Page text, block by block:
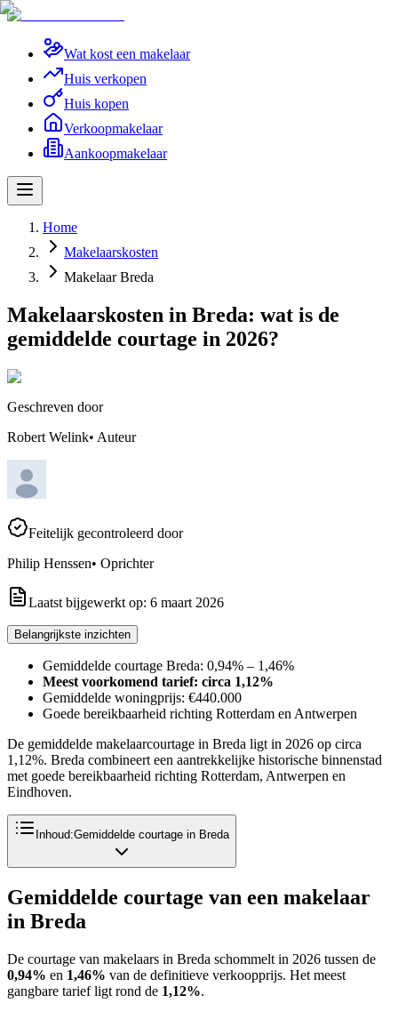
Wat kost een makelaar
Huis verkopen
Huis kopen
Verkoopmakelaar
Aankoopmakelaar
Home
Makelaarskosten
Makelaar Breda
Makelaarskosten in Breda: wat is de
gemiddelde courtage in 2026?
Geschreven door
Robert Welink• Auteur
Feitelijk gecontroleerd door
Philip Henssen• Oprichter
Laatst bijgewerkt op: 6 maart 2026
Belangrijkste inzichten
Gemiddelde courtage Breda: 0,94% – 1,46%
Meest voorkomend tarief: circa 1,12%
Gemiddelde woningprijs: €440.000
Goede bereikbaarheid richting Rotterdam en Antwerpen
De gemiddelde makelaarcourtage in Breda ligt in 2026 op circa
1,12%. Breda combineert een aantrekkelijke historische binnenstad
met goede bereikbaarheid richting Rotterdam, Antwerpen en
Eindhoven.
Inhoud:Gemiddelde courtage in Breda
Gemiddelde courtage van een makelaar
in Breda
De courtage van makelaars in Breda schommelt in 2026 tussen de
0,94% en 1,46% van de definitieve verkoopprijs. Het meest
gangbare tarief ligt rond de 1,12%.